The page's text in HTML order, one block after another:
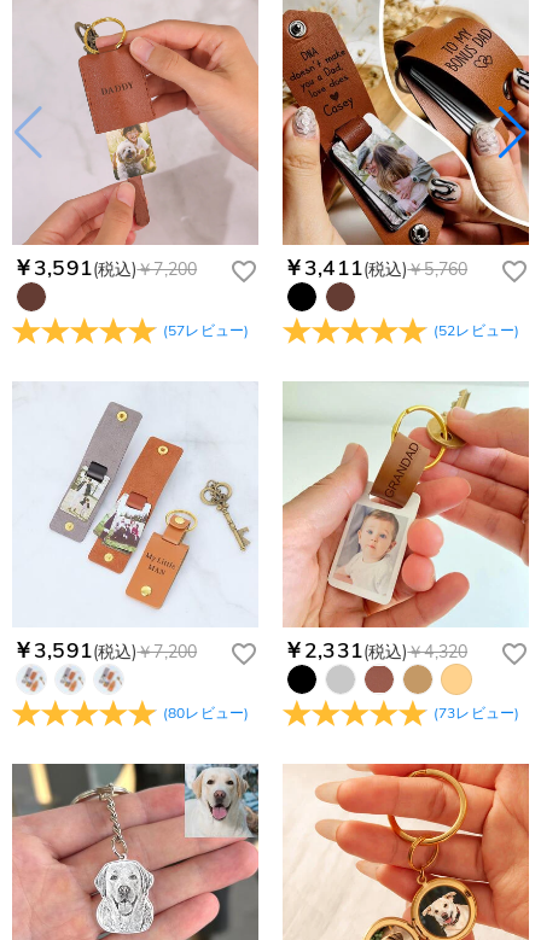
￥3,591(税込)￥7,200
(57レビュー)
￥3,411(税込)￥5,760
(52レビュー)
￥3,591(税込)￥7,200
(80レビュー)
￥2,331(税込)￥4,320
(73レビュー)